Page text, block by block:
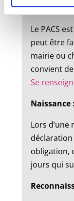
Pacs :
Le PACS
peut être
mairie ou
convient
Se
Naissance :
Lors d’une
obligation,
jours qui